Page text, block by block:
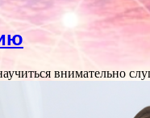
внимательно